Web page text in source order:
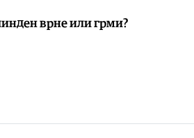
врне или грми?